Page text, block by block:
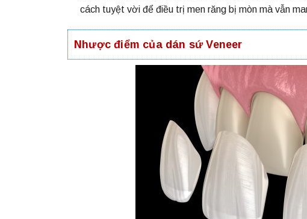
cách tuyệt vời để điều trị men răng bị mòn mà vẫn
Nhược điểm của dán sứ Veneer